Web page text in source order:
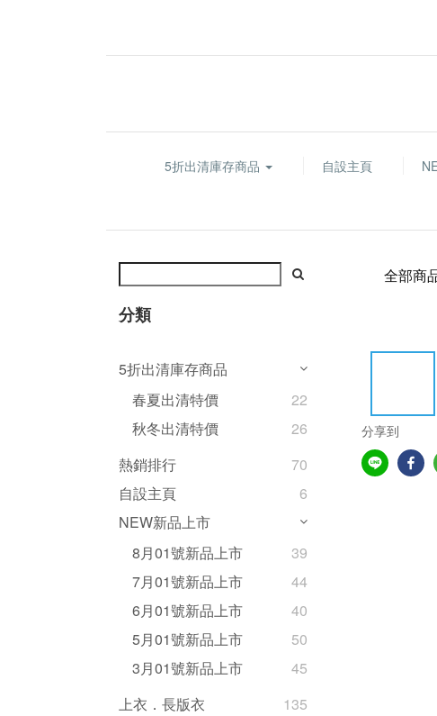
5折出清庫存商品 自設主頁
分類
5折出清庫存商品
春夏出清特價
22
秋冬出清特價
26
熱銷排行
70
自設主頁
6
NEW新品上市
8月01號新品上市
39
7月01號新品上市
44
6月01號新品上市
40
5月01號新品上市
50
3月01號新品上市
45
上衣．長版衣
135
全部商
分享到